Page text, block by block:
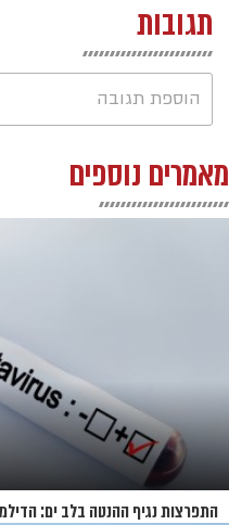
תגובות
הוספת תגובה
מאמרים נוספים
התפרצות נגיף ההנטה בלב ים: